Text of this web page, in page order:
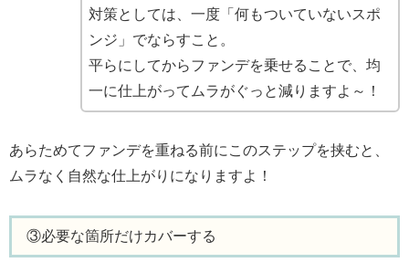
対策としては、一度「何もついていないスポ
ンジ」でならすこと。
平らにしてからファンデを乗せることで、均
一に仕上がってムラがぐっと減りますよ～！
あらためてファンデを重ねる前にこのステップを挟むと、
ムラなく自然な仕上がりになりますよ！
③必要な箇所だけカバーする